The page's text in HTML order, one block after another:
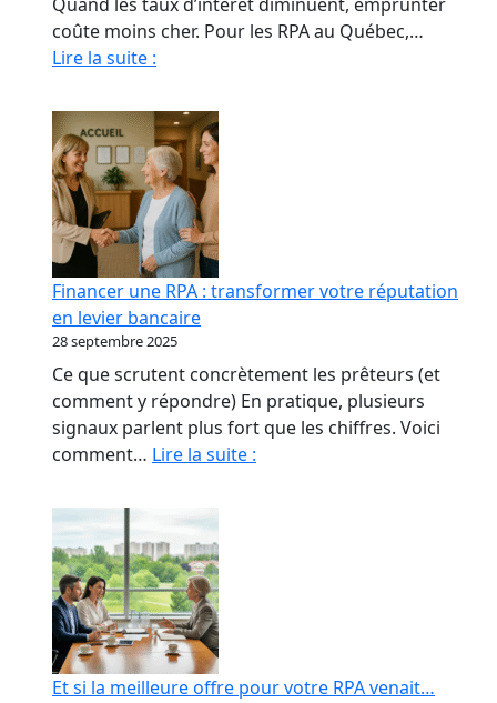
coûte moins cher. Pour les RPA au Québec,…
Lire la suite :
Baisse
Des
Taux
Relance
le
marché
immobilier
des
RPA
Financer une RPA : transformer votre réputation
en levier bancaire
28 septembre 2025
Ce que scrutent concrètement les prêteurs (et
comment y répondre) En pratique, plusieurs
signaux parlent plus fort que les chiffres. Voici
comment… Lire la suite :
bancaire
Et si la meilleure offre pour votre RPA venait…